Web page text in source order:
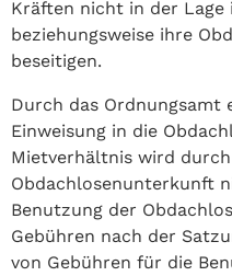
Kräften nicht in der Lage
beziehungsweise ihre
beseitigen.
Durch das Ordnungsamt
Einweisung in die
Mietverhältnis wird
Obdachlosenunterkunft
Benutzung der
Gebühren nach der
von Gebühren für die